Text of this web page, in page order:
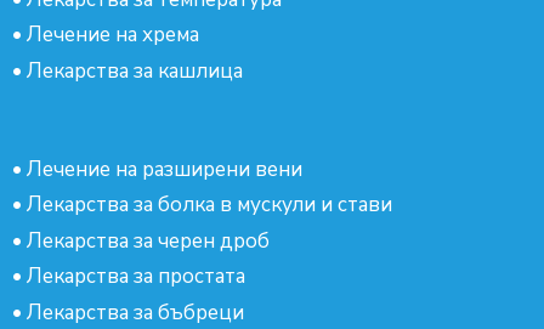
• Лечение на хрема
• Лекарства за кашлица
• Лечение на разширени вени
• Лекарства за болка в мускули и стави
• Лекарства за черен дроб
• Лекарства за простата
• Лекарства за бъбреци